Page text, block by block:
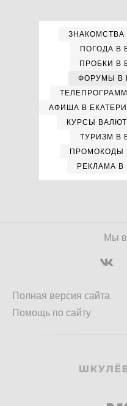
ЗНАКОМСТВА
ПОГОДА В
ПРОБКИ В
ФОРУМЫ В
АФИША В
КУРСЫ
ТУРИЗМ В
ПРОМОКОДЫ
РЕКЛАМА В
Мы в
Полная версия сайта
Помощь по сайту